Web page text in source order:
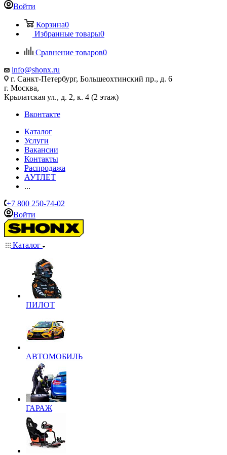
Войти
Корзина0
Избранные товары0
Сравнение товаров0
info@shonx.ru
г. Санкт-Петербург, Большеохтинский пр., д. 6
г. Москва,
Крылатская ул., д. 2, к. 4 (2 этаж)
Вконтакте
Каталог
Услуги
Вакансии
Контакты
Распродажа
АУТЛЕТ
...
+7 800 250-74-02
Войти
Каталог
ПИЛОТ
АВТОМОБИЛЬ
ГАРАЖ